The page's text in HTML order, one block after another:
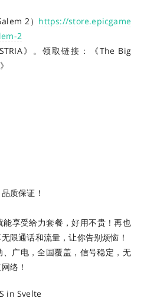
2） https://store.epicgame
2
》。领取链接：《The Big
质保证！
享受给力套餐，好用不贵！再也
限通话和流量，让你告别烦恼！
广电，全国覆盖，信号稳定，无
络！
in Svelte